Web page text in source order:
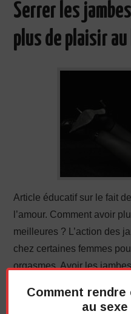
Serrer les
plus de plaisir
Article éducatif sur le fait
l’amour. Comment avoir
meilleures ? L’action des
chez certaines femmes
orgasmes. Avoir les
Comment
au